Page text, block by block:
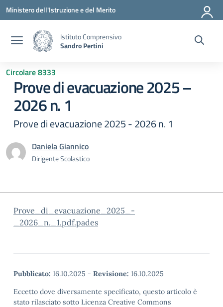
Vai ai contenuti
Vai al menu di navigazione
Vai al footer
Ministero dell'Istruzione e del Merito
Istituto Comprensivo
Sandro Pertini
Circolare 8333
Prove di evacuazione 2025 –
2026 n. 1
Prove di evacuazione 2025 - 2026 n. 1
Daniela Giannico
Dirigente Scolastico
Prove_di_evacuazione_2025_-
_2026_n._1.pdf.pades
Pubblicato: 16.10.2025 - Revisione: 16.10.2025
Eccetto dove diversamente specificato, questo articolo è
stato rilasciato sotto Licenza Creative Commons